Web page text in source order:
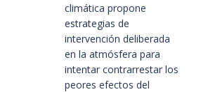
climática propone
estrategias de
intervención deliberada
en la atmósfera para
intentar contrarrestar los
peores efectos del